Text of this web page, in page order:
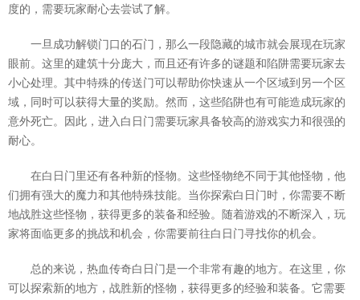
度的，需要玩家耐心去尝试了解。
一旦成功解锁门口的石门，那么一段隐藏的城市就会展现在玩家
眼前。这里的建筑十分庞大，而且还有许多的谜题和陷阱需要玩家去
小心处理。其中特殊的传送门可以帮助你快速从一个区域到另一个区
域，同时可以获得大量的奖励。然而，这些陷阱也有可能造成玩家的
意外死亡。因此，进入白日门需要玩家具备较高的游戏实力和很强的
耐心。
在白日门里还有各种新的怪物。这些怪物绝不同于其他怪物，他
们拥有强大的魔力和其他特殊技能。当你探索白日门时，你需要不断
地战胜这些怪物，获得更多的装备和经验。随着游戏的不断深入，玩
家将面临更多的挑战和机会，你需要前往白日门寻找你的机会。
总的来说，热血传奇白日门是一个非常有趣的地方。在这里，你
可以探索新的地方，战胜新的怪物，获得更多的经验和装备。它需要